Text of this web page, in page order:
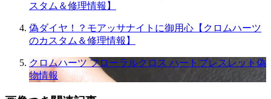
スタム＆修理情報】
偽ダイヤ！？モアッサナイトに御用心【クロムハーツ
のカスタム＆修理情報】
クロムハーツ フローラルクロス ハートブレスレット偽
物情報